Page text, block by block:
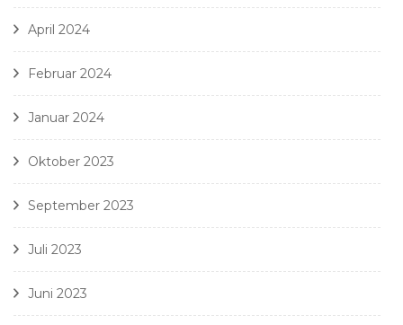
April 2024
Februar 2024
Januar 2024
Oktober 2023
September 2023
Juli 2023
Juni 2023